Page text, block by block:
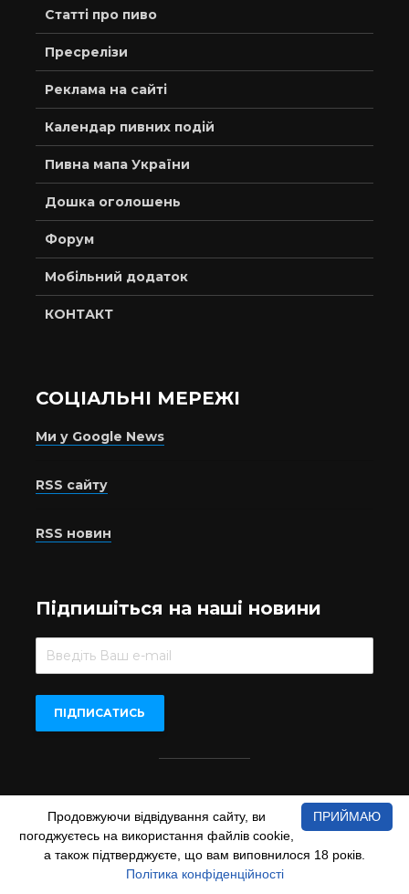
Статті про пиво
Пресрелізи
Реклама на сайті
Календар пивних подій
Пивна мапа України
Дошка оголошень
Форум
Мобільний додаток
КОНТАКТ
СОЦІАЛЬНІ МЕРЕЖІ
Ми у Google News
RSS сайту
RSS новин
Підпишіться на наші новини
Beer.UA © 2016-2022
При копіюванні матеріалів з сайту обов'язкове пряме
відкрите для пошукових систем гіперпосилання на сайт
www.beer.ua
ПРИЙМАЮ
Продовжуючи відвідування сайту, ви
погоджуєтесь на використання файлів cookie,
а також підтверджуєте, що вам виповнилося 18 років.
Політика конфіденційності